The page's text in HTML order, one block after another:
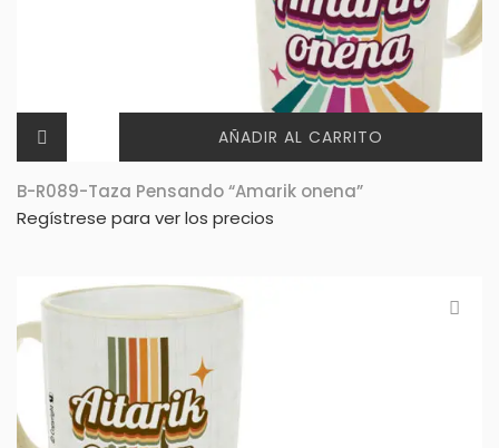
AÑADIR AL CARRITO
B-R089-Taza Pensando “Amarik onena”
Regístrese para ver los precios